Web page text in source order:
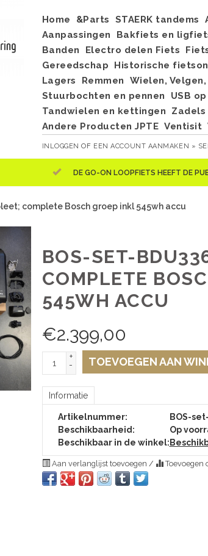
Home &Parts STAERK tandems
Aanpassingen
Bakfiets en
Banden
Electro delen Fiets
Gereedschap
Historische
Lagers
Remmen Wielen,
Stuurbochten en pennen
USB
Tandwielen en kettingen
Zadels
Andere Producten JPTE Ventisit
INLOGGEN OF EEN ACCOUNT AANMAKEN »
DE GO-ON LOOPFIETS HEEFT DE
complete Bosch groep inkl 545wh accu
BOS-SET-
COMPLETE
545WH ACCU
€2.399,00
+
-
TOEVOEGEN AAN
Informatie
Artikelnummer:
BOS-
Beschikbaarheid:
Op
Beschikbaar in de winkel:
Aan verlanglijst toevoegen / Toevoegen